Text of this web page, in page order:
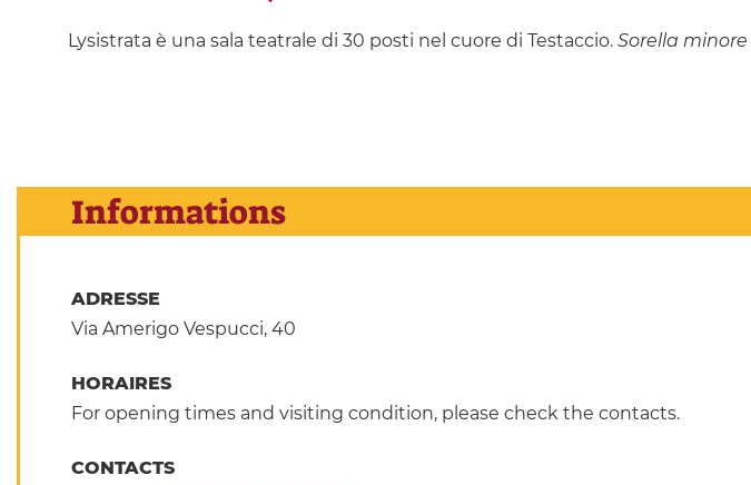
Lysistrata è una sala teatrale di 30 posti nel cuore di Testaccio. Sorella minore
Informations
ADRESSE
Via Amerigo Vespucci, 40
HORAIRES
For opening times and visiting condition, please check the contacts.
CONTACTS